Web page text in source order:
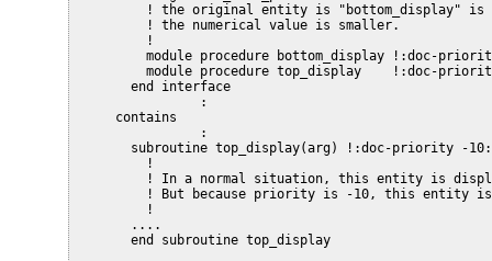
! the original entity is "bottom_display" is
       ! the numerical value is smaller.
       !
module procedure bottom_display !:doc-
module procedure top_display    !:doc-
     end interface
              :
   contains
              :
     subroutine top_display(arg) !:doc-priority -10:
       !
! In a normal situation, this entity is
! But because priority is -10, this entity
       !
     ....
     end subroutine top_display